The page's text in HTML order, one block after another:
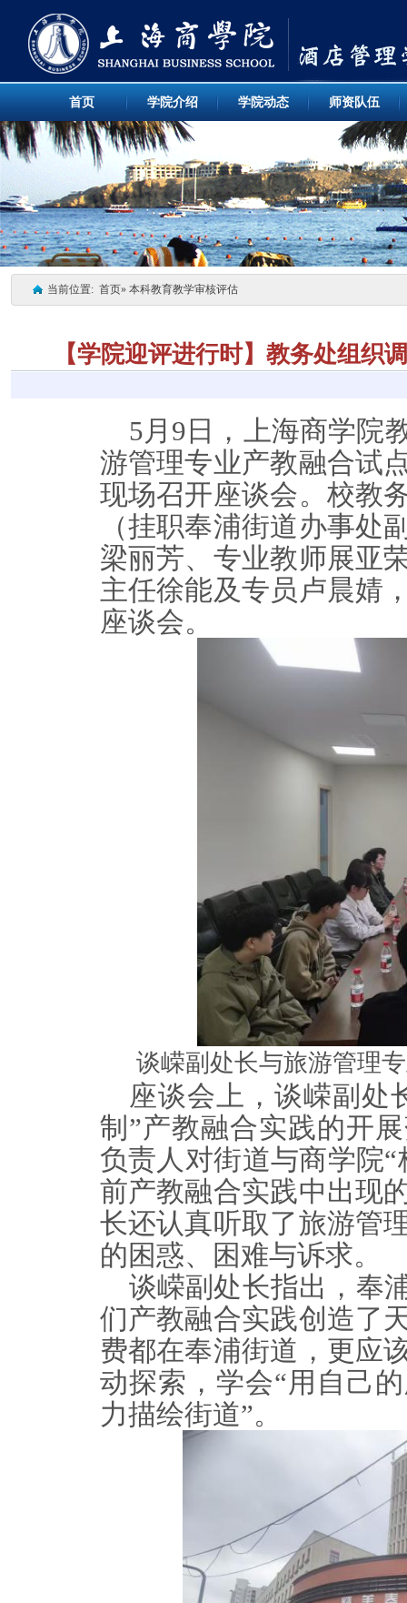
首页 学院介绍 学院动态 师资队伍
当前位置: 首页» 本科教育教学审核评估
【学院迎评进行时】教务处组织
5月9日，上海商学院
游管理专业产教融合试
现场召开座谈会。校教
（挂职奉浦街道办事处
梁丽芳、专业教师展亚
主任徐能及专员卢晨婧
座谈会。
谈嵘副处长与旅游管理
座谈会上，谈嵘副处
制”产教融合实践的开
负责人对街道与商学院
前产教融合实践中出现
长还认真听取了旅游管
的困惑、困难与诉求。
谈嵘副处长指出，奉
们产教融合实践创造了
费都在奉浦街道，更应
动探索，学会“用自己
力描绘街道”。